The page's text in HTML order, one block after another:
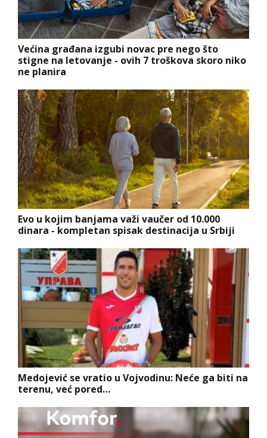
Većina građana izgubi novac pre nego što
stigne na letovanje - ovih 7 troškova skoro niko
ne planira
Evo u kojim banjama važi vaučer od 10.000
dinara - kompletan spisak destinacija u Srbiji
Medojević se vratio u Vojvodinu: Neće ga biti na
terenu, već pored…